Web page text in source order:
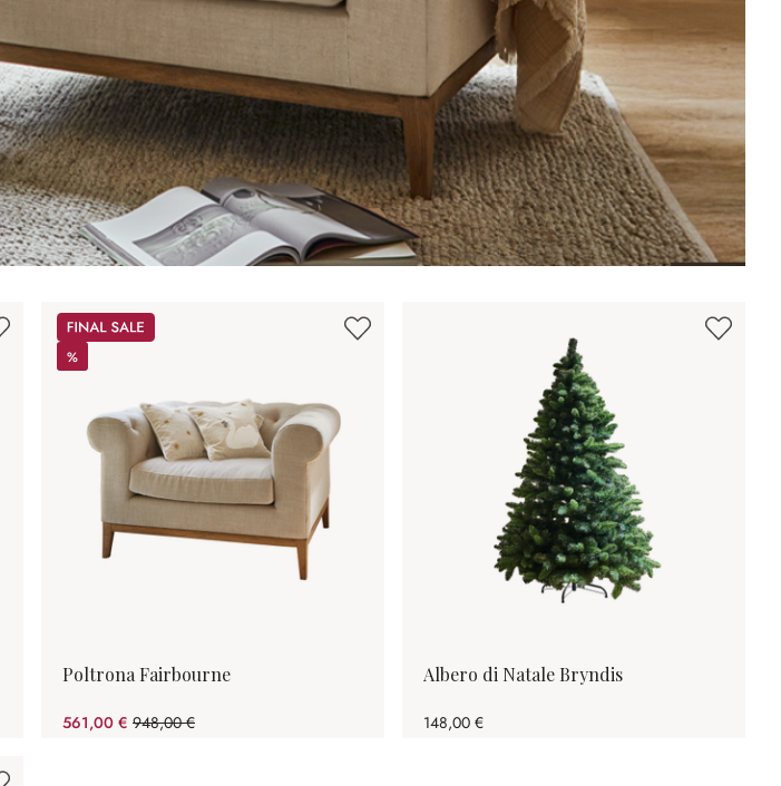
Sale
%
%
Poltrona Fairbourne
561,00 € 948,00 €
(risparmio 40.82%)
Albero di Natale Bryndis
148,00 €